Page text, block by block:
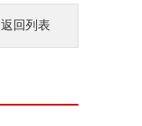
返回列表